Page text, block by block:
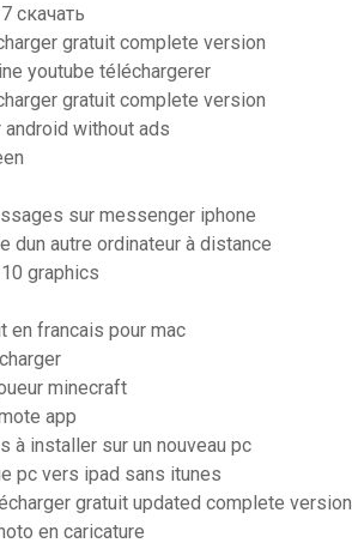
скачать
gratuit complete version
youtube téléchargerer
gratuit complete version
without ads
sur messenger iphone
dun autre ordinateur à distance
graphics
en francais pour mac
minecraft
app
installer sur un nouveau pc
pc vers ipad sans itunes
gratuit updated complete version
en caricature